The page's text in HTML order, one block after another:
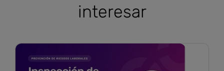
interesar